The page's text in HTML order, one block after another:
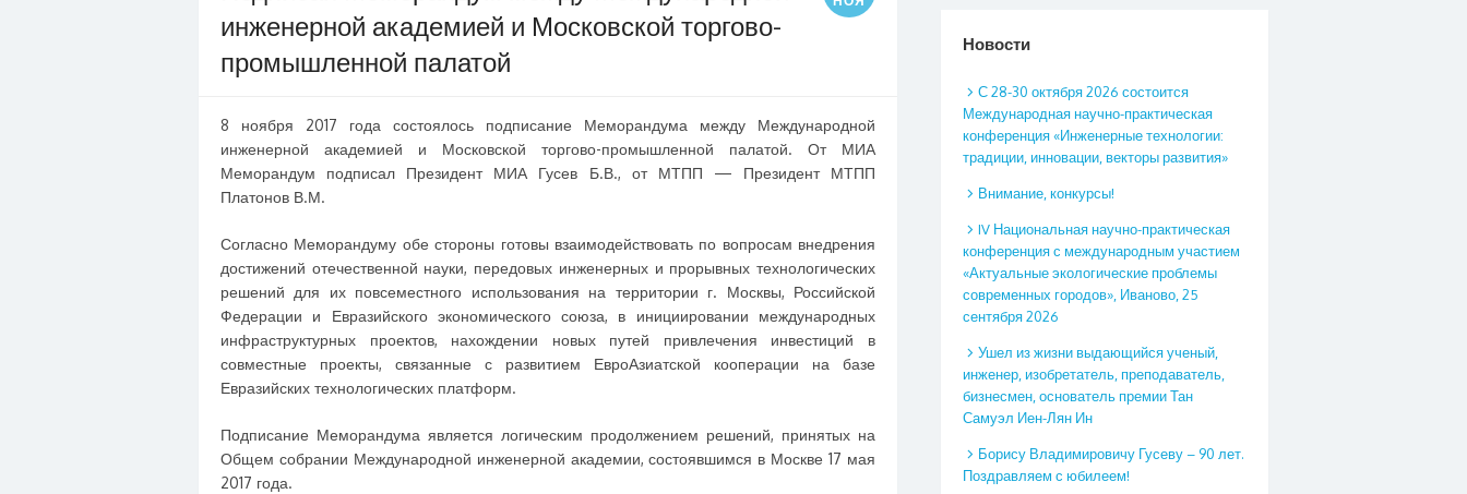
инженерной академией и Московской торгово-
промышленной палатой
8 ноября 2017 года состоялось подписание Меморандума между Международной
инженерной академией и Московской торгово-промышленной палатой. От МИА
Меморандум подписал Президент МИА Гусев Б.В., от МТПП — Президент МТПП
Платонов В.М.
Согласно Меморандуму обе стороны готовы взаимодействовать по вопросам внедрения
достижений отечественной науки, передовых инженерных и прорывных технологических
решений для их повсеместного использования на территории г. Москвы, Российской
Федерации и Евразийского экономического союза, в инициировании международных
инфраструктурных проектов, нахождении новых путей привлечения инвестиций в
совместные проекты, связанные с развитием ЕвроАзиатской кооперации на базе
Евразийских технологических платформ.
Подписание Меморандума является логическим продолжением решений, принятых на
Общем собрании Международной инженерной академии, состоявшимся в Москве 17 мая
2017 года.
Новости
С 28-30 октября 2026 состоится
Международная научно-практическая
конференция «Инженерные технологии:
традиции, инновации, векторы развития»
Внимание, конкурсы!
IV Национальная научно-практическая
конференция с международным участием
«Актуальные экологические проблемы
современных городов», Иваново, 25
сентября 2026
Ушел из жизни выдающийся ученый,
инженер, изобретатель, преподаватель,
бизнесмен, основатель премии Тан
Самуэл Иен-Лян Ин
Борису Владимировичу Гусеву – 90 лет.
Поздравляем с юбилеем!